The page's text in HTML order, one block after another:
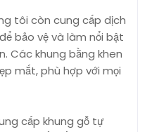
tôi còn cung cấp dịch
để bảo vệ và làm nổi bật
Các khung bằng khen
mắt, phù hợp với mọi
cấp khung gỗ tự